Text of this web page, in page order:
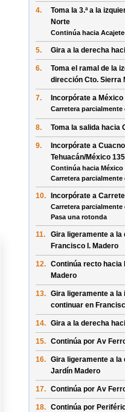
4. Toma la 3.ª a la
Norte
Continúa hacia
5. Gira a la derecha
6. Toma el ramal de la
dirección Cto. Sierra
7. Incorpórate a México
Carretera parcialmente
8. Toma la salida hacia
9. Incorpórate a
Tehuacán/México
Continúa hacia México
Carretera parcialmente
10. Incorpórate a
Carretera parcialmente
Pasa una rotonda
11. Gira ligeramente a la
Francisco I. Madero
12. Continúa recto hacia
Madero
13. Gira ligeramente a la
continuar en
14. Gira a la derecha
15. Continúa por Av
16. Gira ligeramente a la
Jardín Madero
17. Continúa por Av
18. Continúa por